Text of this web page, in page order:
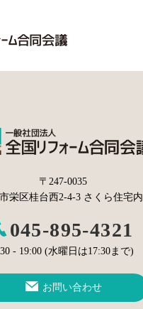
〒247-0035
栄区桂台西2-4-3 さくら住宅内
045-895-4321
- 19:00 (水曜日は17:30まで)
お問い合わせ